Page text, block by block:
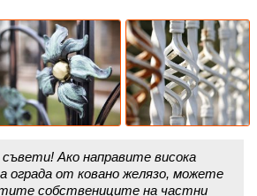
Ако направите висока
ограда от ковано желязо, можете
собствениците на частни